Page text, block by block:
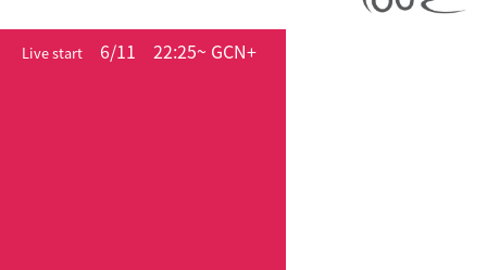
Live start 6/11 22:25~ GCN+